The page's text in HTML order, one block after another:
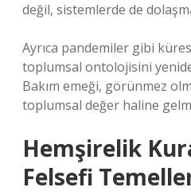
değil, sistemlerde de
Ayrıca pandemiler gibi
toplumsal ontolojisini
Bakım emeği, görünmez
toplumsal değer haline
Hemşirelik
Felsefi